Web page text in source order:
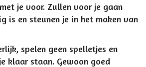
je voor. Zullen voor je gaan
is en steunen je in het maken van
spelen geen spelletjes en
klaar staan. Gewoon goed